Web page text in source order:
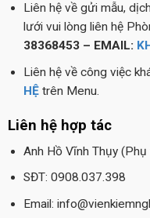
Liên hệ về gửi mẫu,
lưới vui lòng liên hệ
38368453 – EMAIL:
Liên hệ về công việc
HỆtrên Menu.
Liên hệ hợp tác
Anh Hồ Vĩnh Thụy (Phụ
SĐT: 0908.037.398
Email: